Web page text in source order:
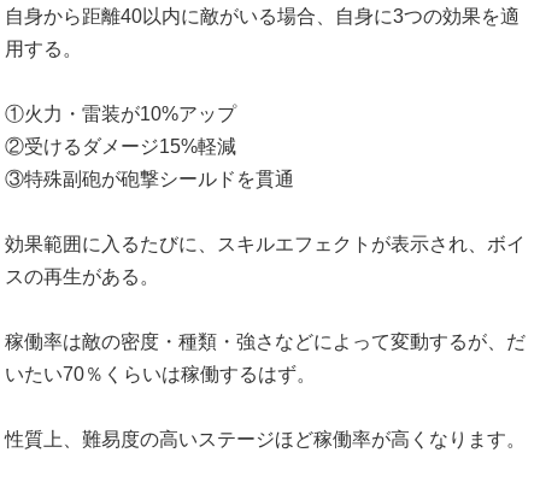
自身から距離40以内に敵がいる場合、自身に3つの効果を適
用する。
①火力・雷装が10%アップ
②受けるダメージ15%軽減
③特殊副砲が砲撃シールドを貫通
効果範囲に入るたびに、スキルエフェクトが表示され、ボイ
スの再生がある。
稼働率は敵の密度・種類・強さなどによって変動するが、だ
いたい70％くらいは稼働するはず。
性質上、難易度の高いステージほど稼働率が高くなります。